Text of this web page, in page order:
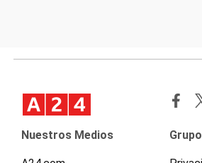
Nuestros Medios